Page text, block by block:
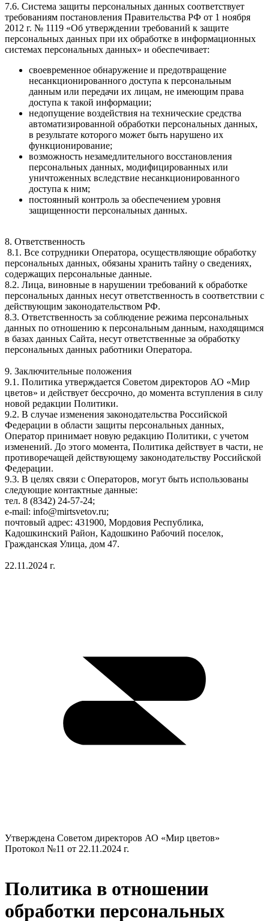
7.6. Система защиты персональных данных соответствует
требованиям постановления Правительства РФ от 1 ноября
2012 г. № 1119 «Об утверждении требований к защите
персональных данных при их обработке в информационных
системах персональных данных» и обеспечивает:
своевременное обнаружение и предотвращение
несанкционированного доступа к персональным
данным или передачи их лицам, не имеющим права
доступа к такой информации;
недопущение воздействия на технические средства
автоматизированной обработки персональных данных,
в результате которого может быть нарушено их
функционирование;
возможность незамедлительного восстановления
персональных данных, модифицированных или
уничтоженных вследствие несанкционированного
доступа к ним;
постоянный контроль за обеспечением уровня
защищенности персональных данных.
8. Ответственность
8.1. Все сотрудники Оператора, осуществляющие обработку
персональных данных, обязаны хранить тайну о сведениях,
содержащих персональные данные.
8.2. Лица, виновные в нарушении требований к обработке
персональных данных несут ответственность в соответствии с
действующим законодательством РФ.
8.3. Ответственность за соблюдение режима персональных
данных по отношению к персональным данным, находящимся
в базах данных Сайта, несут ответственные за обработку
персональных данных работники Оператора.
9. Заключительные положения
9.1. Политика утверждается Советом директоров АО «Мир
цветов» и действует бессрочно, до момента вступления в силу
новой редакции Политики.
9.2. В случае изменения законодательства Российской
Федерации в области защиты персональных данных,
Оператор принимает новую редакцию Политики, с учетом
изменений. До этого момента, Политика действует в части, не
противоречащей действующему законодательству Российской
Федерации.
9.3. В целях связи с Операторов, могут быть использованы
следующие контактные данные:
тел. 8 (8342) 24-57-24;
e-mail: info@mirtsvetov.ru;
почтовый адрес: 431900, Мордовия Республика,
Кадошкинский Район, Кадошкино Рабочий поселок,
Гражданская Улица, дом 47.
22.11.2024 г.
Утверждена Советом директоров​ АО «Мир цветов»
Протокол №11 от 22.11.2024 г.
Политика в отношении
обработки персональных